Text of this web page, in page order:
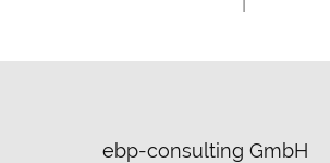
ebp-consulting GmbH